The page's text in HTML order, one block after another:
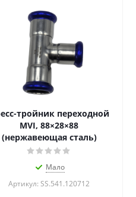
тройник переходной
MVI, 88×28×88
(нержавеющая сталь)
Мало
Артикул: SS.541.120712